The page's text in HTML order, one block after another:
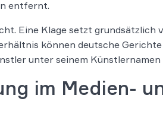
entfernt.
Eine Klage setzt grundsätzlich
können deutsche
unter seinem
im Medien-